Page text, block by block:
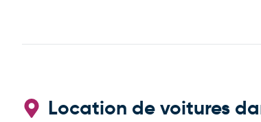
Location de voitures